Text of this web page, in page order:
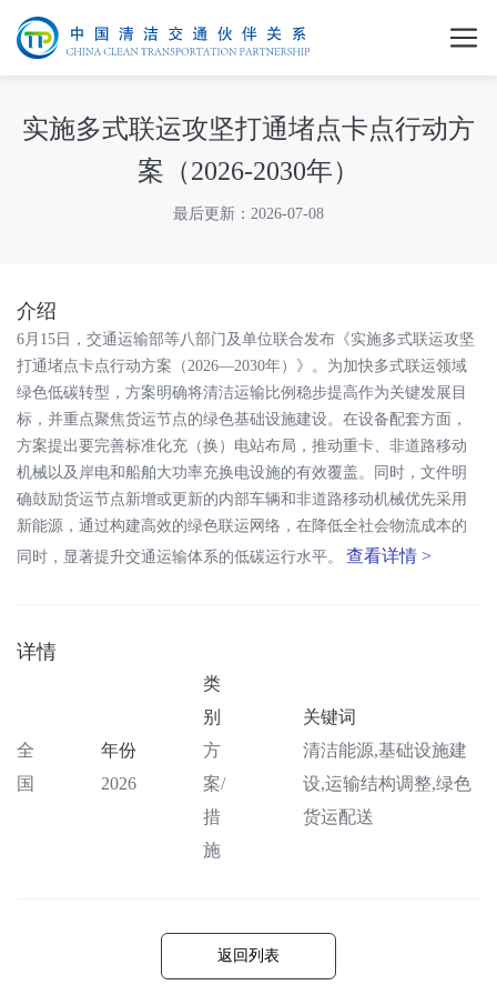
实施多式联运攻坚打通堵点卡点行动方
案（2026-2030年）
最后更新：2026-07-08
介绍
6月15日，交通运输部等八部门及单位联合发布《实施多式联运攻坚
打通堵点卡点行动方案（2026—2030年）》。为加快多式联运领域
绿色低碳转型，方案明确将清洁运输比例稳步提高作为关键发展目
标，并重点聚焦货运节点的绿色基础设施建设。在设备配套方面，
方案提出要完善标准化充（换）电站布局，推动重卡、非道路移动
机械以及岸电和船舶大功率充换电设施的有效覆盖。同时，文件明
确鼓励货运节点新增或更新的内部车辆和非道路移动机械优先采用
新能源，通过构建高效的绿色联运网络，在降低全社会物流成本的
同时，显著提升交通运输体系的低碳运行水平。
查看详情 >
详情
全
国
年份
2026
类
别
方
案/
措
施
关键词
清洁能源,基础设施建
设,运输结构调整,绿色
货运配送
返回列表